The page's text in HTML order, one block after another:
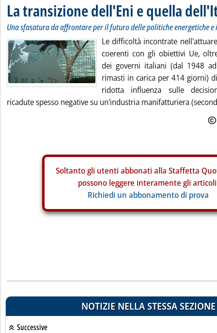
La transizione dell'Eni e quella
Una sfasatura da affrontare per il futuro delle politiche energetiche
Le difficoltà incontrate
coerenti con gli obiettivi Ue,
dei governi italiani (dal 1948
rimasti in carica per 414 giorni)
ridotta influenza sulle
ricadute spesso negative su un'industria manifatturiera
Soltanto gli utenti abbonati alla Staffetta
possono leggere interamente gli
Richiedi un abbonamento di prova
NOTIZIE NELLA STESSA SEZIONE
Successive